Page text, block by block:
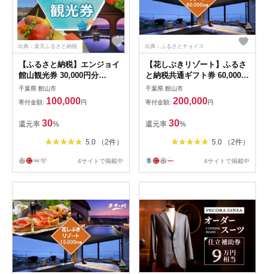
出典：楽天ふるさと納税
【ふるさと納税】エンジョイ
館山観光券 30,000円分
【1659481】
千葉県 館山市
寄付金額: 100,000円
還元率 30%
5.0 （2件）
4サイトで掲載中
出典：ふるさとチョイス
【花しぶきリゾート】ふるさ
と納税共通ギフト券 60,000円
分
千葉県 館山市
寄付金額: 200,000円
還元率 30%
5.0 （2件）
4サイトで掲載中